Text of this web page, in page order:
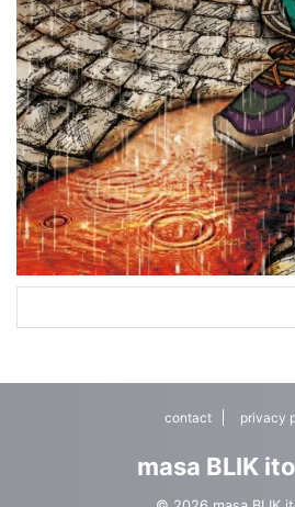
contact privacy
masa BLIK